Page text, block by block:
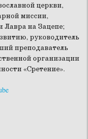
церкви,
миссии,
Лавра на Зацепе;
руководитель
преподаватель
организации
«Сретение».